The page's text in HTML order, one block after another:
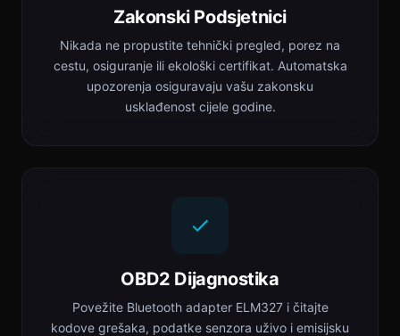
Zakonski Podsjetnici
Nikada ne propustite tehnički pregled, porez na
cestu, osiguranje ili ekološki certifikat. Automatska
upozorenja osiguravaju vašu zakonsku
usklađenost cijele godine.
OBD2 Dijagnostika
Povežite Bluetooth adapter ELM327 i čitajte
kodove grešaka, podatke senzora uživo i emisijsku